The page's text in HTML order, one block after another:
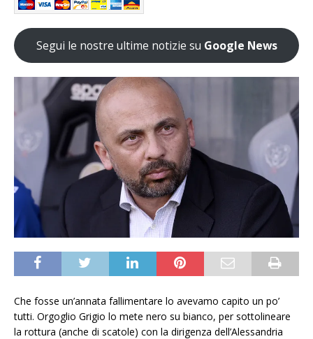
Segui le nostre ultime notizie su Google News
Che fosse un’annata fallimentare lo avevamo capito un po’
tutti. Orgoglio Grigio lo mete nero su bianco, per sottolineare
la rottura (anche di scatole) con la dirigenza dell’Alessandria